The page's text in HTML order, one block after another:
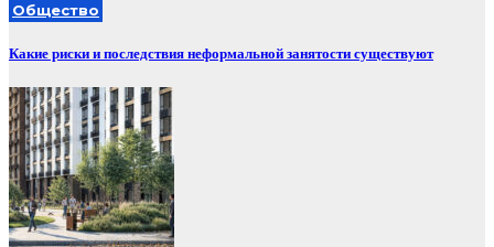
Общество
Какие риски и последствия неформальной занятости существуют